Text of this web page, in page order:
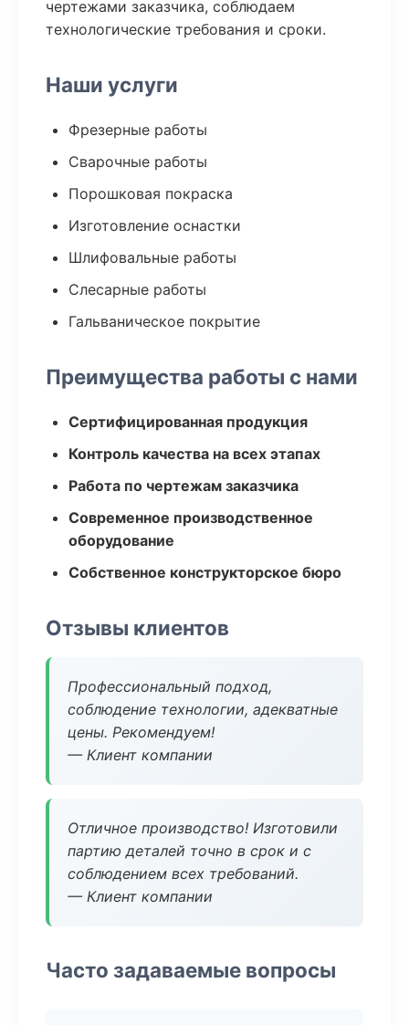
чертежами заказчика, соблюдаем
технологические требования и сроки.
Наши услуги
Фрезерные работы
Сварочные работы
Порошковая покраска
Изготовление оснастки
Шлифовальные работы
Слесарные работы
Гальваническое покрытие
Преимущества работы с нами
Сертифицированная продукция
Контроль качества на всех этапах
Работа по чертежам заказчика
Современное производственное
оборудование
Собственное конструкторское бюро
Отзывы клиентов
Профессиональный подход,
соблюдение технологии, адекватные
цены. Рекомендуем!
— Клиент компании
Отличное производство! Изготовили
партию деталей точно в срок и с
соблюдением всех требований.
— Клиент компании
Часто задаваемые вопросы